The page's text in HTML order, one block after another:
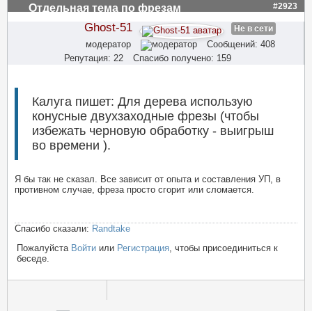
Отдельная тема по фрезам #2923
Ghost-51 Не в сети
модератор
Сообщений: 408
Репутация: 22
Спасибо получено: 159
Калуга пишет: Для дерева использую
конусные двухзаходные фрезы (чтобы
избежать черновую обработку - выигрыш
во времени ).
Я бы так не сказал. Все зависит от опыта и составления УП, в
противном случае, фреза просто сгорит или сломается.
Спасибо сказали: Randtake
Пожалуйста Войти или Регистрация , чтобы присоединиться к
беседе.